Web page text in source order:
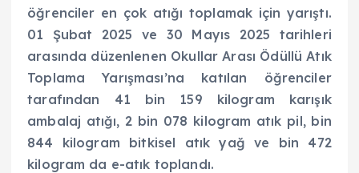
öğrenciler en çok atığı toplamak için yarıştı.
01 Şubat 2025 ve 30 Mayıs 2025 tarihleri
arasında düzenlenen Okullar Arası Ödüllü Atık
Toplama Yarışması’na katılan öğrenciler
tarafından 41 bin 159 kilogram karışık
ambalaj atığı, 2 bin 078 kilogram atık pil, bin
844 kilogram bitkisel atık yağ ve bin 472
kilogram da e-atık toplandı.